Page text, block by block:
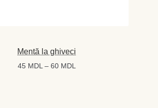
Mentă la ghiveci
45 MDL – 60 MDL